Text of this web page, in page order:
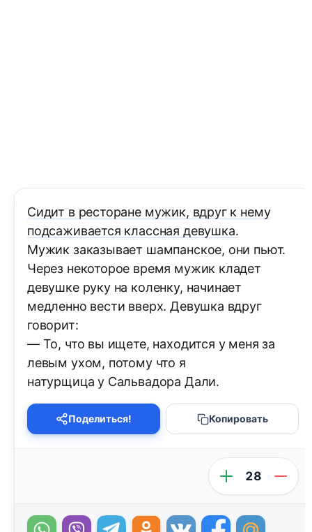
Сидит в ресторане мужик, вдруг к нему
подсаживается классная девушка.
Мужик заказывает шампанское, они пьют.
Через некоторое время мужик кладет
девушке руку на коленку, начинает
медленно вести вверх. Девушка вдруг
говорит:
— То, что вы ищете, находится у меня за
левым ухом, потому что я
натурщица у Сальвадора Дали.
Поделиться! Копировать
28